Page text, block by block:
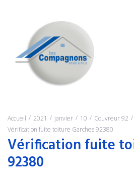
Vérification fuite
92380
Accueil / 2021 / janvier / 10 / Couvreur 92 /
Vérification fuite toiture Garches 92380